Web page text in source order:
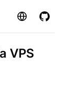
Strona
VPS